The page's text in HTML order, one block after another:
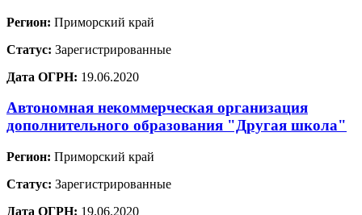
Регион: Приморский край
Статус: Зарегистрированные
Дата ОГРН: 19.06.2020
Автономная некоммерческая организация
дополнительного образования "Другая школа"
Регион: Приморский край
Статус: Зарегистрированные
Дата ОГРН: 19.06.2020